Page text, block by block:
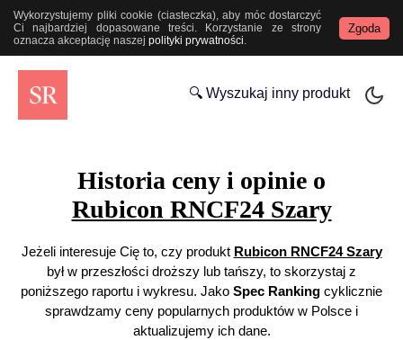
Wykorzystujemy pliki cookie (ciasteczka), aby móc dostarczyć
Ci najbardziej dopasowane treści. Korzystanie ze strony
oznacza akceptację naszej polityki prywatności.
Zgoda
🔍 Wyszukaj inny produkt
Historia ceny i opinie o
Rubicon RNCF24 Szary
Jeżeli interesuje Cię to, czy produkt Rubicon RNCF24 Szary
był w przeszłości droższy lub tańszy, to skorzystaj z
poniższego raportu i wykresu. Jako Spec Ranking cyklicznie
sprawdzamy ceny popularnych produktów w Polsce i
aktualizujemy ich dane.